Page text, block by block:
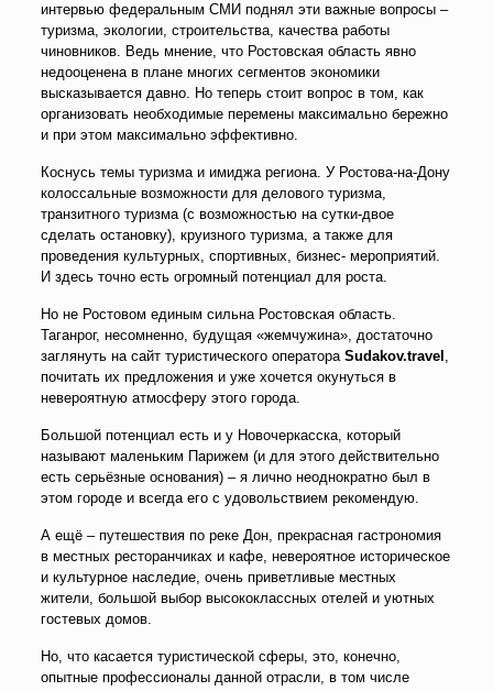
интервью федеральным СМИ поднял эти важные вопросы –
туризма, экологии, строительства, качества работы
чиновников. Ведь мнение, что Ростовская область явно
недооценена в плане многих сегментов экономики
высказывается давно. Но теперь стоит вопрос в том, как
организовать необходимые перемены максимально бережно
и при этом максимально эффективно.
Коснусь темы туризма и имиджа региона. У Ростова-на-Дону
колоссальные возможности для делового туризма,
транзитного туризма (с возможностью на сутки-двое
сделать остановку), круизного туризма, а также для
проведения культурных, спортивных, бизнес- мероприятий.
И здесь точно есть огромный потенциал для роста.
Но не Ростовом единым сильна Ростовская область.
Таганрог, несомненно, будущая «жемчужина», достаточно
заглянуть на сайт туристического оператора Sudakov.travel ,
почитать их предложения и уже хочется окунуться в
невероятную атмосферу этого города.
Большой потенциал есть и у Новочеркасска, который
называют маленьким Парижем (и для этого действительно
есть серьёзные основания) – я лично неоднократно был в
этом городе и всегда его с удовольствием рекомендую.
А ещё – путешествия по реке Дон, прекрасная гастрономия
в местных ресторанчиках и кафе, невероятное историческое
и культурное наследие, очень приветливые местных
жители, большой выбор высококлассных отелей и уютных
гостевых домов.
Но, что касается туристической сферы, это, конечно,
опытные профессионалы данной отрасли, в том числе